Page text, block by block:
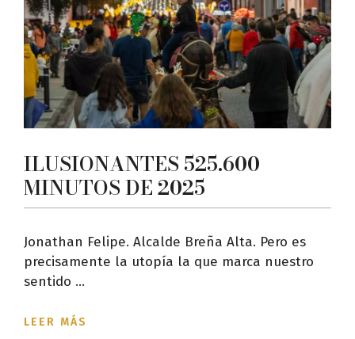
ILUSIONANTES 525.600
MINUTOS DE 2025
Jonathan Felipe. Alcalde Breña Alta. Pero es
precisamente la utopía la que marca nuestro
sentido ...
LEER MÁS